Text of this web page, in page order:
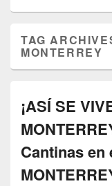
TAG
MONTERREY
¡ASÍ SE
Cantinas en